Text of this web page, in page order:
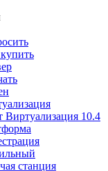
Виртуализация 10.4
станция